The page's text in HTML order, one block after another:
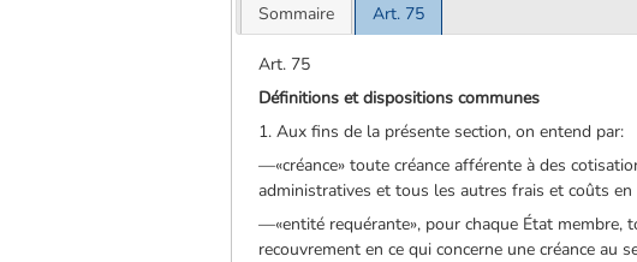
Sommaire Art. 75
Art. 75
Définitions et dispositions communes
1. Aux fins de la présente section, on entend par:
—«créance» toute créance afférente à des
administratives et tous les autres frais et coûts
—«entité requérante», pour chaque État
recouvrement en ce qui concerne une créance au